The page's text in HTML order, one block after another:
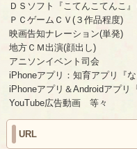
ＤＳソフト『こてんこてんこ
ＰＣゲームＣＶ(３作品程度)
映画告知ナレーション(単発)
地方ＣＭ出演(顔出し)
アニソンイベント司会
iPhoneアプリ：知育アプリ『
iPhoneアプリ＆Androidアプリ
YouTube広告動画 等々
URL